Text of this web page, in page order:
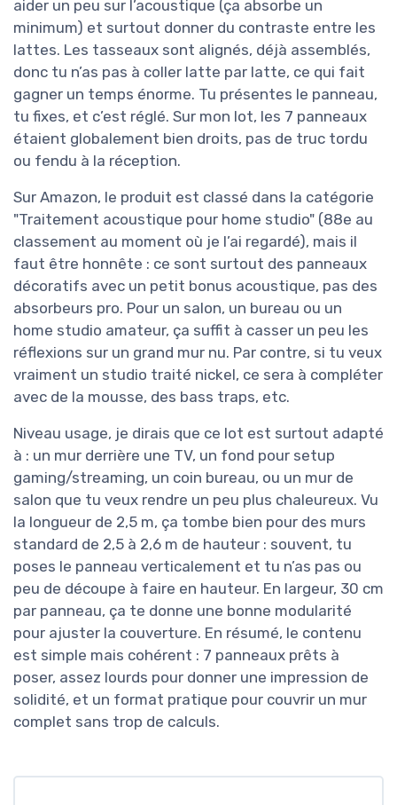
aider un peu sur l’acoustique (ça absorbe un
minimum) et surtout donner du contraste entre les
lattes. Les tasseaux sont alignés, déjà assemblés,
donc tu n’as pas à coller latte par latte, ce qui fait
gagner un temps énorme. Tu présentes le panneau,
tu fixes, et c’est réglé. Sur mon lot, les 7 panneaux
étaient globalement bien droits, pas de truc tordu
ou fendu à la réception.
Sur Amazon, le produit est classé dans la catégorie
"Traitement acoustique pour home studio" (88e au
classement au moment où je l’ai regardé), mais il
faut être honnête : ce sont surtout des panneaux
décoratifs avec un petit bonus acoustique, pas des
absorbeurs pro. Pour un salon, un bureau ou un
home studio amateur, ça suffit à casser un peu les
réflexions sur un grand mur nu. Par contre, si tu veux
vraiment un studio traité nickel, ce sera à compléter
avec de la mousse, des bass traps, etc.
Niveau usage, je dirais que ce lot est surtout adapté
à : un mur derrière une TV, un fond pour setup
gaming/streaming, un coin bureau, ou un mur de
salon que tu veux rendre un peu plus chaleureux. Vu
la longueur de 2,5 m, ça tombe bien pour des murs
standard de 2,5 à 2,6 m de hauteur : souvent, tu
poses le panneau verticalement et tu n’as pas ou
peu de découpe à faire en hauteur. En largeur, 30 cm
par panneau, ça te donne une bonne modularité
pour ajuster la couverture. En résumé, le contenu
est simple mais cohérent : 7 panneaux prêts à
poser, assez lourds pour donner une impression de
solidité, et un format pratique pour couvrir un mur
complet sans trop de calculs.